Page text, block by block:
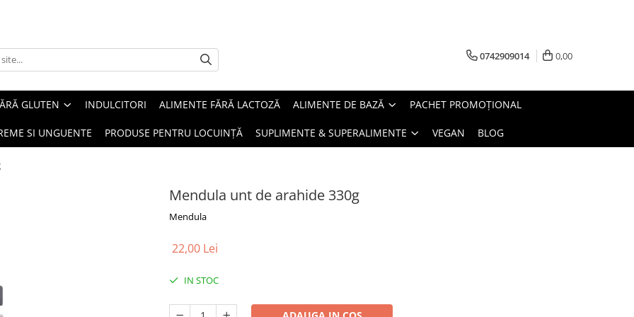
0742909014 0,00
GLUTEN INDULCITORI ALIMENTE FĂRĂ LACTOZĂ ALIMENTE DE BAZĂ PACHET PROMOȚIONAL
SI UNGUENTE PRODUSE PENTRU LOCUINȚĂ SUPLIMENTE & SUPERALIMENTE VEGAN BLOG
Mendula unt de arahide 330g
Mendula
22,00 Lei
IN STOC